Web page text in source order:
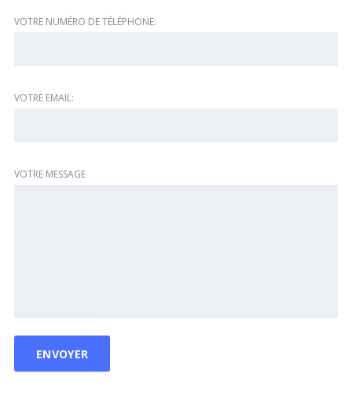
VOTRE NUMÉRO DE TÉLÉPHONE:
VOTRE EMAIL:
VOTRE MESSAGE